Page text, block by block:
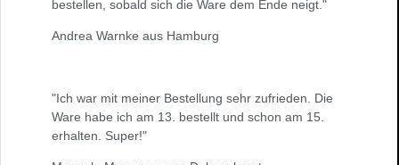
bestellen, sobald sich die Ware dem Ende neigt."
Andrea Warnke aus Hamburg
"Ich war mit meiner Bestellung sehr zufrieden. Die
Ware habe ich am 13. bestellt und schon am 15.
erhalten. Super!"